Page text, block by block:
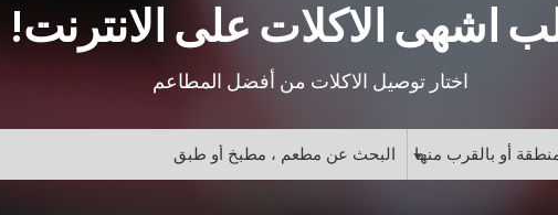
اشهى الاكلات على الانترنت!
اختار توصيل الاكلات من أفضل المطاعم